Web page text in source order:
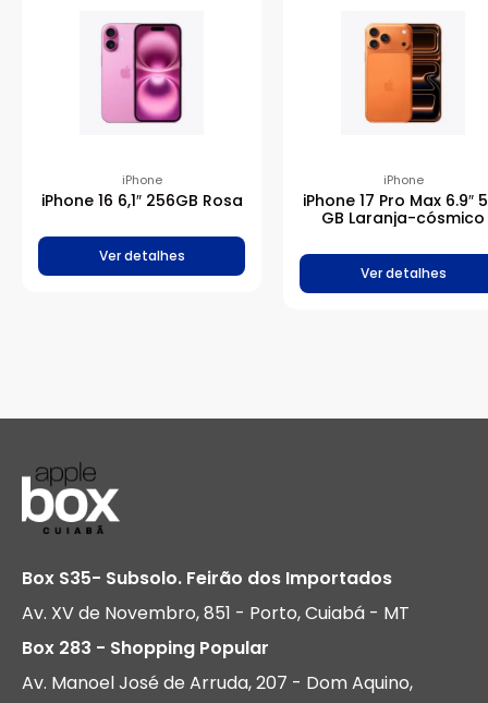
iPhone
iPhone 16 6,1″ 256GB Rosa
Ver detalhes
iPhone
iPhone 17 Pro Max 6.9″
GB Laranja-cósmico
Ver detalhes
Box S35- Subsolo. Feirão dos Importados
Av. XV de Novembro, 851 - Porto, Cuiabá - MT
Box 283 - Shopping Popular
Av. Manoel José de Arruda, 207 - Dom Aquino,